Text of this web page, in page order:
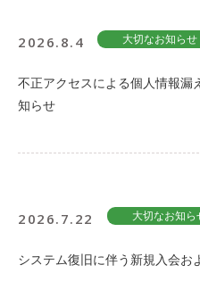
2026.8.4 大切なお知らせ
不正アクセスによる個人情報漏
知らせ
2026.7.22 大切なお知ら
システム復旧に伴う新規入会お